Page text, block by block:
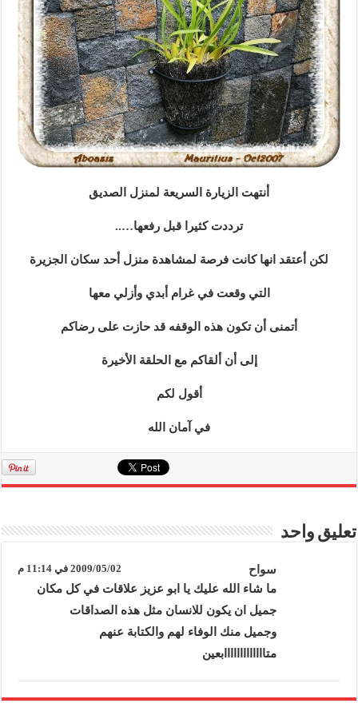
أنتهت الزيارة السريعة لمنزل الصديق
ترددت كثيرا قبل رفعها…..
لكن أعتقد انها كانت فرصة لمشاهدة منزل أحد سكان الجزيرة
التي وقعت في غرام أبدي وأزلي معها
أتمنى أن تكون هذه الوقفه قد حازت على رضاكم
إلى أن ألقاكم مع الحلقة الأخيرة
أقول لكم
في آمان الله
تعليق واحد
سواح 2009/05/02 في 11:14 م
ما شاء الله عليك يا ابو عزيز علاقات في كل مكان
جميل ان يكون للانسان مثل هذه الصداقات
وجميل منك الوفاء لهم والكتابة عنهم
متااااااااااااابعين